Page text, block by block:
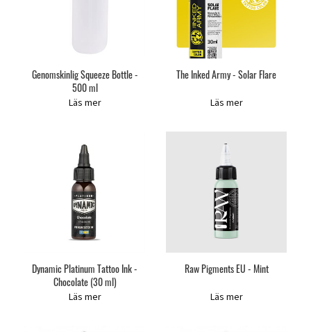
Genomskinlig Squeeze Bottle -
500 ml
Läs mer
The Inked Army - Solar Flare
Läs mer
Dynamic Platinum Tattoo Ink -
Chocolate (30 ml)
Läs mer
Raw Pigments EU - Mint
Läs mer